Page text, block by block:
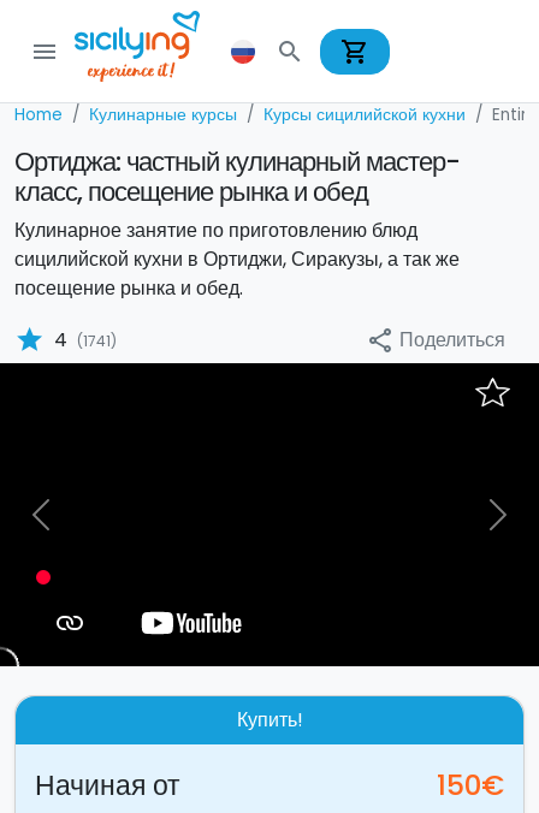
menu search shopping_cart
Home Кулинарные курсы Курсы сицилийской кухни
Ортиджа: частный кулинарный мастер-
класс, посещение рынка и обед
Кулинарное занятие по приготовлению блюд
сицилийской кухни в Ортиджи, Сиракузы, а так же
посещение рынка и обед.
star 4 (1741) share Поделиться
Previous Next
Купить!
Начиная от 150€